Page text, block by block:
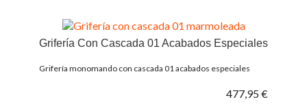
Grifería Con Cascada 01 Acabados Especiales
Grifería monomando con cascada 01 acabados especiales
477,95 €